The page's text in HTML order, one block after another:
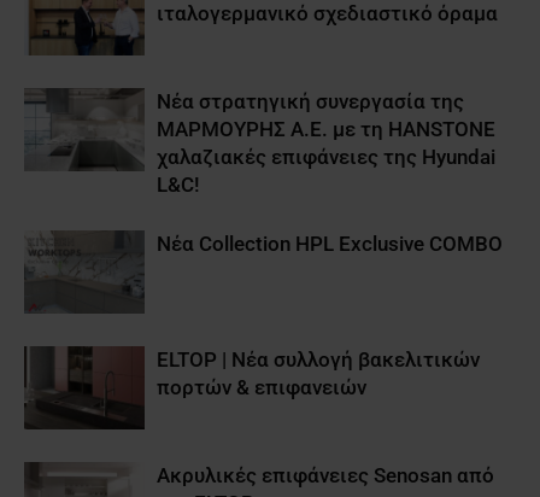
ιταλογερμανικό σχεδιαστικό όραμα
Νέα στρατηγική συνεργασία της
ΜΑΡΜΟΥΡΗΣ Α.Ε. με τη HANSTONE
χαλαζιακές επιφάνειες της Hyundai
L&C!
Nέα Collection HPL Exclusive COMBO
ELTOP | Νέα συλλογή βακελιτικών
πορτών & επιφανειών
Aκρυλικές επιφάνειες Senosan από